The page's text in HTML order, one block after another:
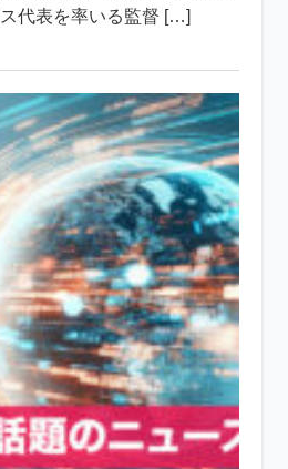
代表を率いる監督 […]